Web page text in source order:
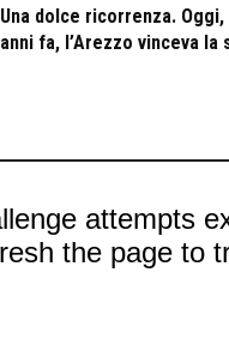
Una dolce ricorrenza.
anni fa, l’Arezzo vinceva la